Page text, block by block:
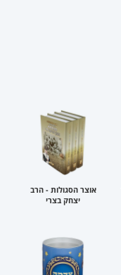
אוצר הסגולות - הרב
יצחק בצרי